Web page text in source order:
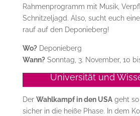
Rahmenprogramm mit Musik,
Schnitzeljagd. Also, sucht euch
rauf auf den Deponieberg!
Wo?Deponieberg
Wann?Sonntag, 3. November, 10
Universität und
Der Wahlkampf in den USAgeht so
sicher in die heiße Phase. In dem